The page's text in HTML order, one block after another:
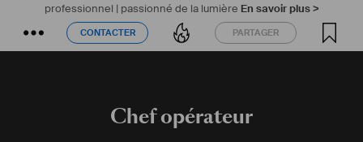
professionnel | passionné de la lumière En savoir plus >
CONTACTER PARTAGER
CONTACTER PARTAGER
Chef opérateur